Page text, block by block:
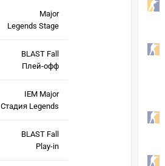
Major
Legends Stage
BLAST Fall
Плей-офф
IEM Major
Стадия Legends
BLAST Fall
Play-in